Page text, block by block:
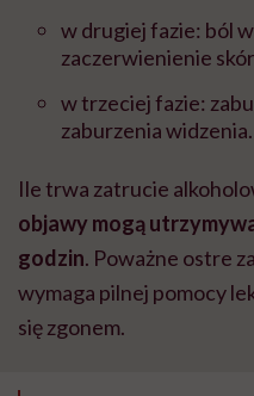
w drugiej fazie: ból
zaczerwienienie
w trzeciej fazie:
zaburzenia widzenia.
Ile trwa zatrucie
objawy mogą
godzin. Poważne ostre
wymaga pilnej pomocy
się zgonem.